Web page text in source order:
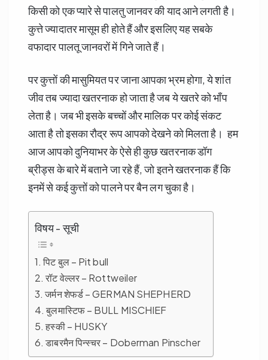
किसी को एक प्यारे से पालतु जानवर की याद आने लगती है।
कुत्ते ज्यादातर मासूम ही होते हैं और इसलिए यह सबके
वफादार पालतू जानवरों में गिने जाते हैं।
पर कुत्तों की मासुमियत पर जाना आपका भ्रम होगा, ये शांत
जीव तब ज्यादा खतरनाक हो जाता है जब ये खतरे को भाँप
लेता है। जब भी इसके बच्चों और मालिक पर कोई संकट
आता है तो इसका रौद्र रूप आपको देखने को मिलता है। हम
आज आपको दुनियाभर के ऐसे ही कुछ खतरनाक डॉग
ब्रीड्स के बारे में बताने जा रहे हैं, जो इतने खतरनाक हैं कि
इनमें से कई कुत्तों को पालने पर बैन लग चुका है।
विषय - सूची
1. पिट बुल – Pit bull
2. रॉट वेल्लर – Rottweiler
3. जर्मन शेफर्ड – GERMAN SHEPHERD
4. बुलमास्टिफ – BULL MISCHIEF
5. हस्की – HUSKY
6. डाबरमैन पिन्स्चर – Doberman Pinscher